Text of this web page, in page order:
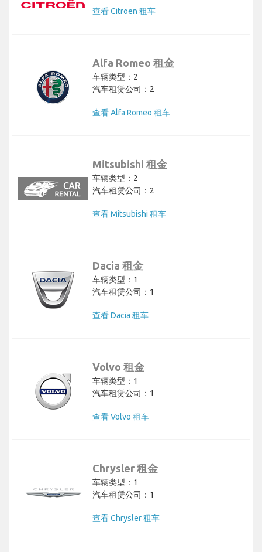
查看 Citroen 租车
Alfa Romeo 租金
车辆类型：2
汽车租赁公司：2
查看 Alfa Romeo 租车
Mitsubishi 租金
车辆类型：2
汽车租赁公司：2
查看 Mitsubishi 租车
Dacia 租金
车辆类型：1
汽车租赁公司：1
查看 Dacia 租车
Volvo 租金
车辆类型：1
汽车租赁公司：1
查看 Volvo 租车
Chrysler 租金
车辆类型：1
汽车租赁公司：1
查看 Chrysler 租车